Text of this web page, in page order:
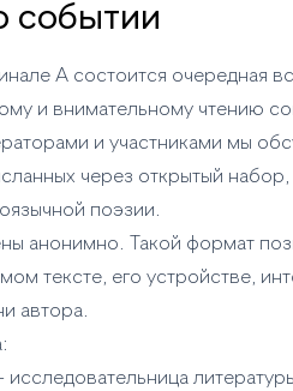
событии
А состоится очередная
и внимательному чтению
и участниками мы
через открытый набор,
поэзии.
анонимно. Такой формат
тексте, его устройстве,
автора.